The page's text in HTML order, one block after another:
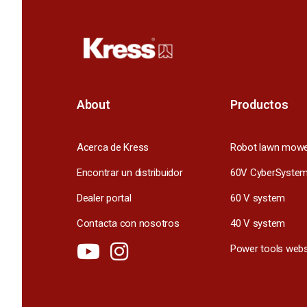
About
Acerca de Kress
Encontrar un distribuidor
Dealer portal
Contacta con nosotros
Productos
Robot lawn
60V CyberSystem
60 V system
40 V system
Power tools